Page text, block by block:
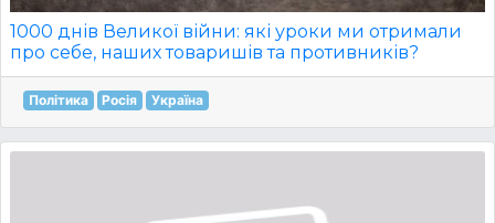
1000 днів Великої війни: які уроки ми отримали
про себе, наших товаришів та противників?
Політика Росія Україна